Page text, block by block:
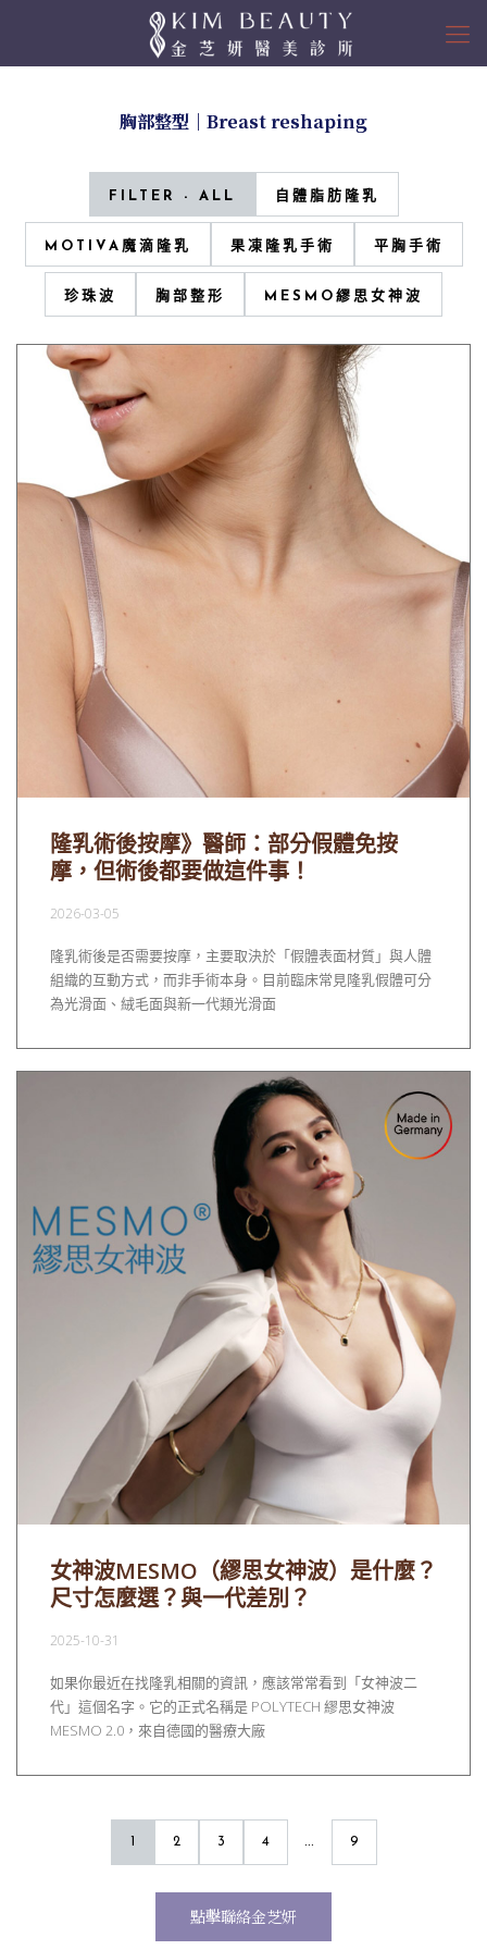
胸部整型｜Breast reshaping
FILTER - ALL 自體脂肪隆乳
MOTIVA魔滴隆乳 果凍隆乳手術 平胸手術
珍珠波 胸部整形 MESMO繆思女神波
隆乳術後按摩》醫師：部分假體免按
摩，但術後都要做這件事！
2026-03-05
隆乳術後是否需要按摩，主要取決於「假體表面材質」與人體
組織的互動方式，而非手術本身。目前臨床常見隆乳假體可分
為光滑面、絨毛面與新一代類光滑面
女神波MESMO（繆思女神波）是什麼？
尺寸怎麼選？與一代差別？
2025-10-31
如果你最近在找隆乳相關的資訊，應該常常看到「女神波二
代」這個名字。它的正式名稱是 POLYTECH 繆思女神波
MESMO 2.0，來自德國的醫療大廠
1 2 3 4 ... 9
點擊聯絡金芝妍